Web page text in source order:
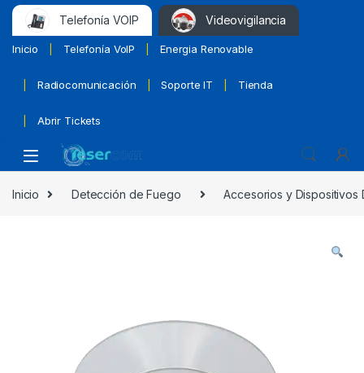
Telefonía VOIP Videovigilancia
Inicio Telefonía VoIP Energia Renovable
Radiocomunicación Soporte IT Tienda
Abrir Tickets
Inicio Detección de Fuego Accesorios y Dispositivos